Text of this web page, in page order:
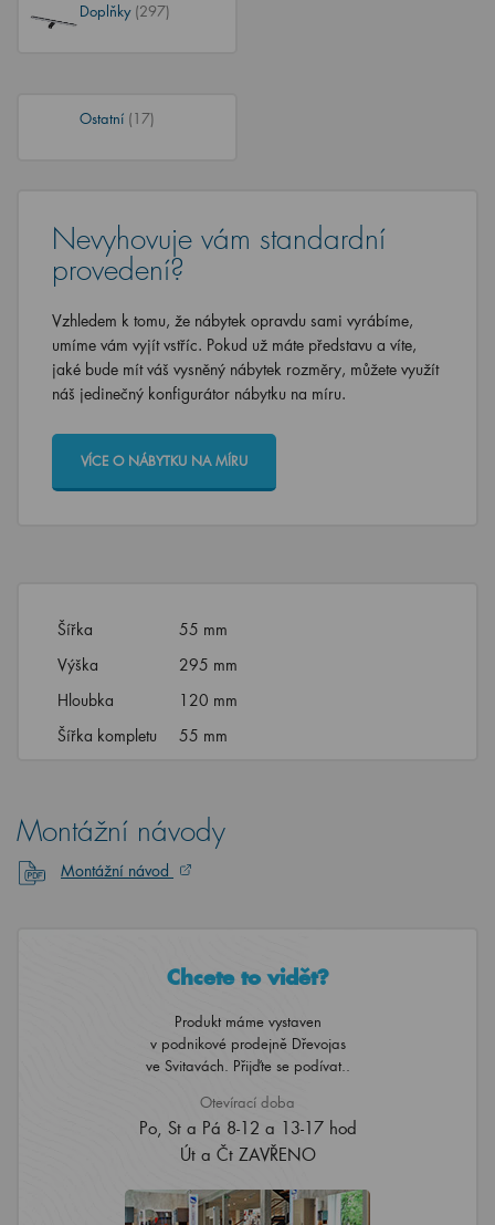
Doplňky (297)
Ostatní (17)
Nevyhovuje vám standardní
provedení?
Vzhledem k tomu, že nábytek opravdu sami vyrábíme,
umíme vám vyjít vstříc. Pokud už máte představu a víte,
jaké bude mít váš vysněný nábytek rozměry, můžete využít
náš jedinečný konfigurátor nábytku na míru.
VÍCE O NÁBYTKU NA MÍRU
Šířka
55 mm
Výška
295 mm
Hloubka
120 mm
Šířka kompletu
55 mm
Montážní návody
Montážní návod
Chcete to vidět?
Produkt máme vystaven
v podnikové prodejně Dřevojas
ve Svitavách. Přijďte se podívat..
Otevírací doba
Po, St a Pá 8-12 a 13-17 hod
Út a Čt ZAVŘENO